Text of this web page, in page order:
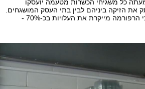
כל משגיחי הכשרות מטעמה יועסקו
הזיקה ביניהם לבין בתי העסק המושגחים.
אלא שכעת טוענים בעלי העסקים כי הרפורמה מייקרת את העלויות בכ-70% -